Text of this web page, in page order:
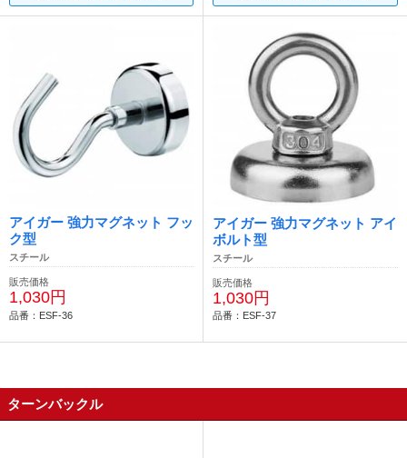
アイガー 強力マグネット フッ
ク型
スチール
販売価格
1,030円
品番：ESF-36
アイガー 強力マグネット アイ
ボルト型
スチール
販売価格
1,030円
品番：ESF-37
ターンバックル